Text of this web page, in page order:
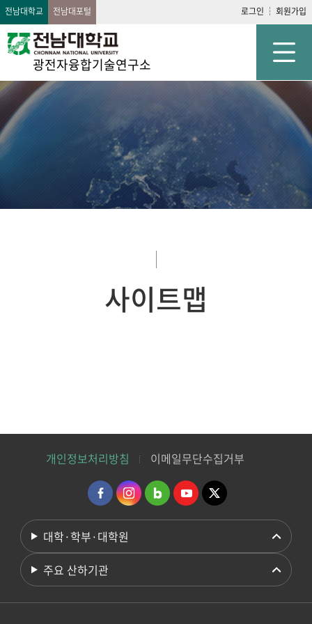
전남대학교 전남대포털 로그인 회원가입
광전자융합기술연구소
사이트맵
개인정보처리방침 이메일무단수집거부
대학·학부·대학원
주요 산하기관